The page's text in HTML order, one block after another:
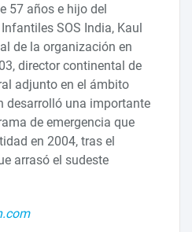
57 años e hijo del
SOS India, Kaul
de la organización en
director continental de
adjunto en el ámbito
desarrolló una importante
de emergencia que
en 2004, tras el
arrasó el sudeste